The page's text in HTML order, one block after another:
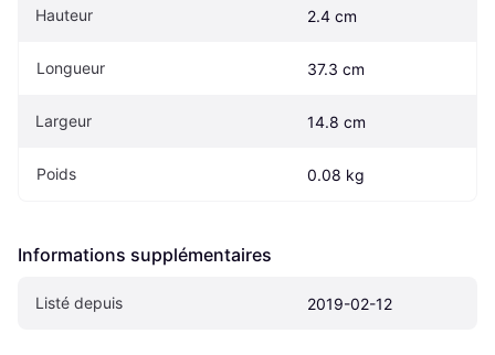
Hauteur 2.4 cm
Longueur 37.3 cm
Largeur 14.8 cm
Poids 0.08 kg
Informations supplémentaires
Listé depuis 2019-02-12